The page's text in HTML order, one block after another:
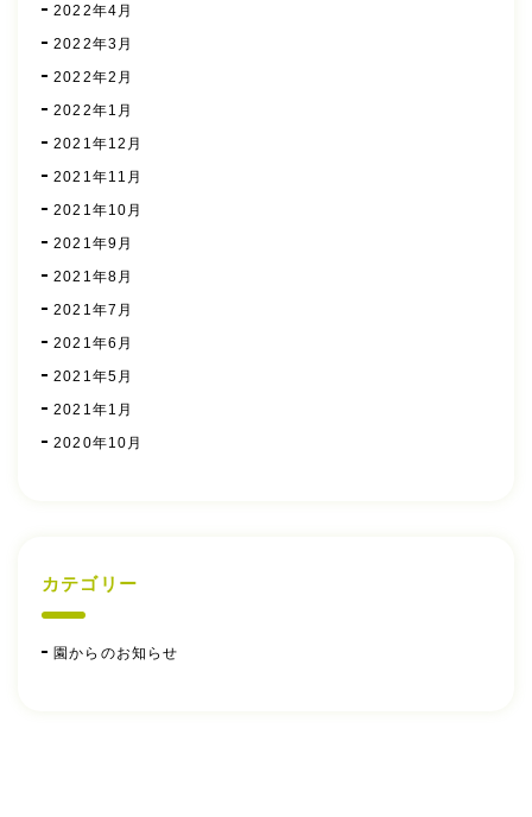
2022年4月
2022年3月
2022年2月
2022年1月
2021年12月
2021年11月
2021年10月
2021年9月
2021年8月
2021年7月
2021年6月
2021年5月
2021年1月
2020年10月
カテゴリー
園からのお知らせ